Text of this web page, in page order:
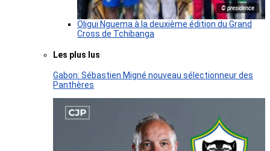
© presidence
Oligui Nguema à la deuxième édition du Grand
Cross de Tchibanga
Les plus lus
Gabon: Sébastien Migné nouveau sélectionneur des
Panthères